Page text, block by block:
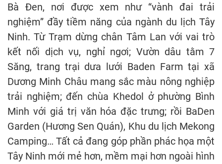
Bà Đen, nơi được xem như “vành đai trải
nghiệm” đầy tiềm năng của ngành du lịch Tây
Ninh. Từ Trạm dừng chân Tâm Lan với vai trò
kết nối dịch vụ, nghỉ ngơi; Vườn dâu tằm 7
Săng, trang trại dưa lưới Baden Farm tại xã
Dương Minh Châu mang sắc màu nông nghiệp
trải nghiệm; đến chùa Khedol ở phường Bình
Minh với giá trị văn hóa đặc trưng; rồi BaDen
Garden (Hương Sen Quán), Khu du lịch Mekong
Camping… Tất cả đang góp phần phác họa một
Tây Ninh mới mẻ hơn, mềm mại hơn ngoài hình